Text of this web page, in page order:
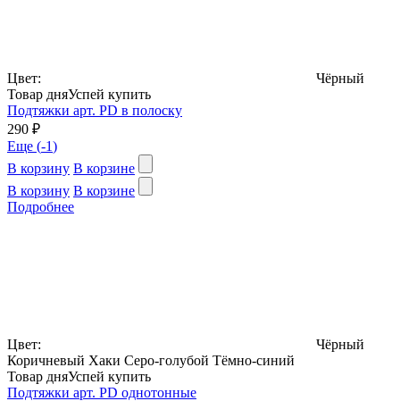
Цвет:
Чёрный
Товар дняУспей купить
Подтяжки арт. PD в полоску
290 ₽
Еще (-1)
В корзину В корзине
В корзину В корзине
Подробнее
Цвет:
Чёрный
Коричневый Хаки Серо-голубой Тёмно-синий
Товар дняУспей купить
Подтяжки арт. PD однотонные